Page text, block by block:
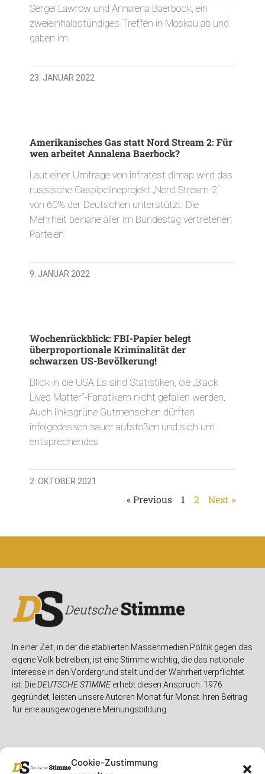
Cookie-Zustimmung
Sergei Lawrow und Annalena Baerbock, ein
zweieinhalbstündiges Treffen in Moskau ab und
gaben im
23. JANUAR 2022
Amerikanisches Gas statt Nord Stream 2: Für
wen arbeitet Annalena Baerbock?
Laut einer Umfrage von infratest dimap wird das
russische Gaspipelineprojekt „Nord Stream-2“
von 60% der Deutschen unterstützt. Die
Mehrheit beinahe aller im Bundestag vertretenen
Parteien
9. JANUAR 2022
Wochenrückblick: FBI-Papier belegt
überproportionale Kriminalität der
schwarzen US-Bevölkerung!
Blick in die USA Es sind Statistiken, die „Black
Lives Matter“-Fanatikern nicht gefallen werden.
Auch linksgrüne Gutmenschen dürften
infolgedessen sauer aufstoßen und sich um
entsprechendes
2. OKTOBER 2021
« Previous 1 2 Next »
In einer Zeit, in der die etablierten Massenmedien Politik gegen das
eigene Volk betreiben, ist eine Stimme wichtig, die das nationale
Interesse in den Vordergrund stellt und der Wahrheit verpflichtet
ist. DieDEUTSCHE STIMMEerhebt diesen Anspruch. 1976
gegründet, leisten unsere Autoren Monat für Monat ihren Beitrag
für eine ausgewogenere Meinungsbildung.